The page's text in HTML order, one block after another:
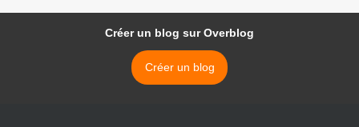
Créer un blog sur Overblog
Créer un blog